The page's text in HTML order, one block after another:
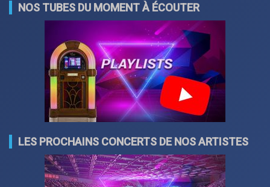
NOS TUBES DU MOMENT À ÉCOUTER
LES PROCHAINS CONCERTS DE NOS ARTISTES